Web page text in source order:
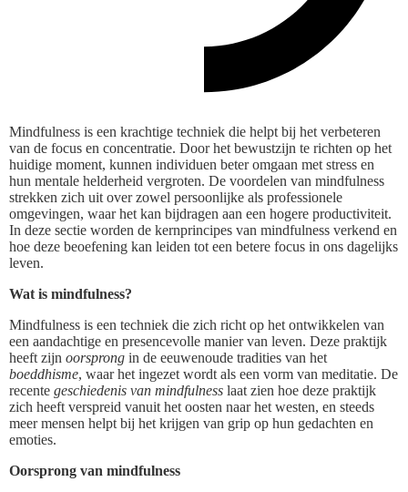
Mindfulness is een krachtige techniek die helpt bij het verbeteren
van de focus en concentratie. Door het bewustzijn te richten op het
huidige moment, kunnen individuen beter omgaan met stress en
hun mentale helderheid vergroten. De voordelen van mindfulness
strekken zich uit over zowel persoonlijke als professionele
omgevingen, waar het kan bijdragen aan een hogere productiviteit.
In deze sectie worden de kernprincipes van mindfulness verkend en
hoe deze beoefening kan leiden tot een betere focus in ons dagelijks
leven.
Wat is mindfulness?
Mindfulness is een techniek die zich richt op het ontwikkelen van
een aandachtige en presencevolle manier van leven. Deze praktijk
heeft zijn oorsprong in de eeuwenoude tradities van het
boeddhisme, waar het ingezet wordt als een vorm van meditatie. De
recente geschiedenis van mindfulness laat zien hoe deze praktijk
zich heeft verspreid vanuit het oosten naar het westen, en steeds
meer mensen helpt bij het krijgen van grip op hun gedachten en
emoties.
Oorsprong van mindfulness